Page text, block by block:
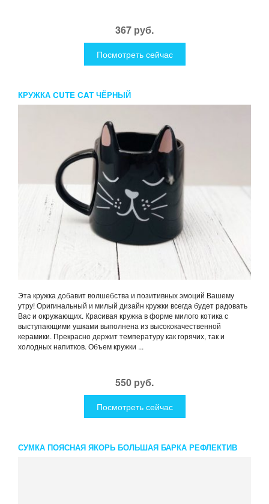
367 руб.
Посмотреть сейчас
КРУЖКА CUTE CAT ЧЁРНЫЙ
Эта кружка добавит волшебства и позитивных эмоций Вашему
утру! Оригинальный и милый дизайн кружки всегда будет радовать
Вас и окружающих. Красивая кружка в форме милого котика с
выступающими ушками выполнена из высококачественной
керамики. Прекрасно держит температуру как горячих, так и
холодных напитков. Объем кружки ...
550 руб.
Посмотреть сейчас
СУМКА ПОЯСНАЯ ЯКОРЬ БОЛЬШАЯ БАРКА РЕФЛЕКТИВ